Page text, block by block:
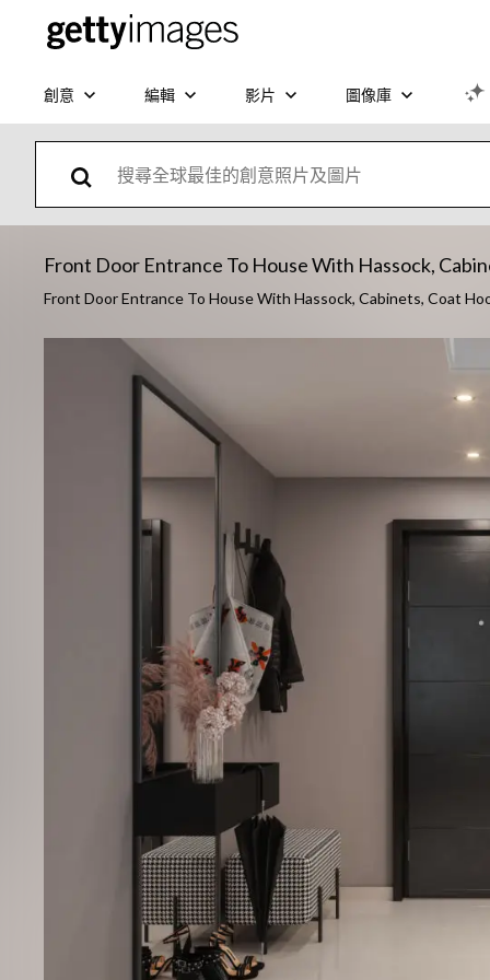
創意 編輯 影片 圖像庫
Front Door Entrance To House With Hassock,
Front Door Entrance To House With Hassock, Cabinets, Coat